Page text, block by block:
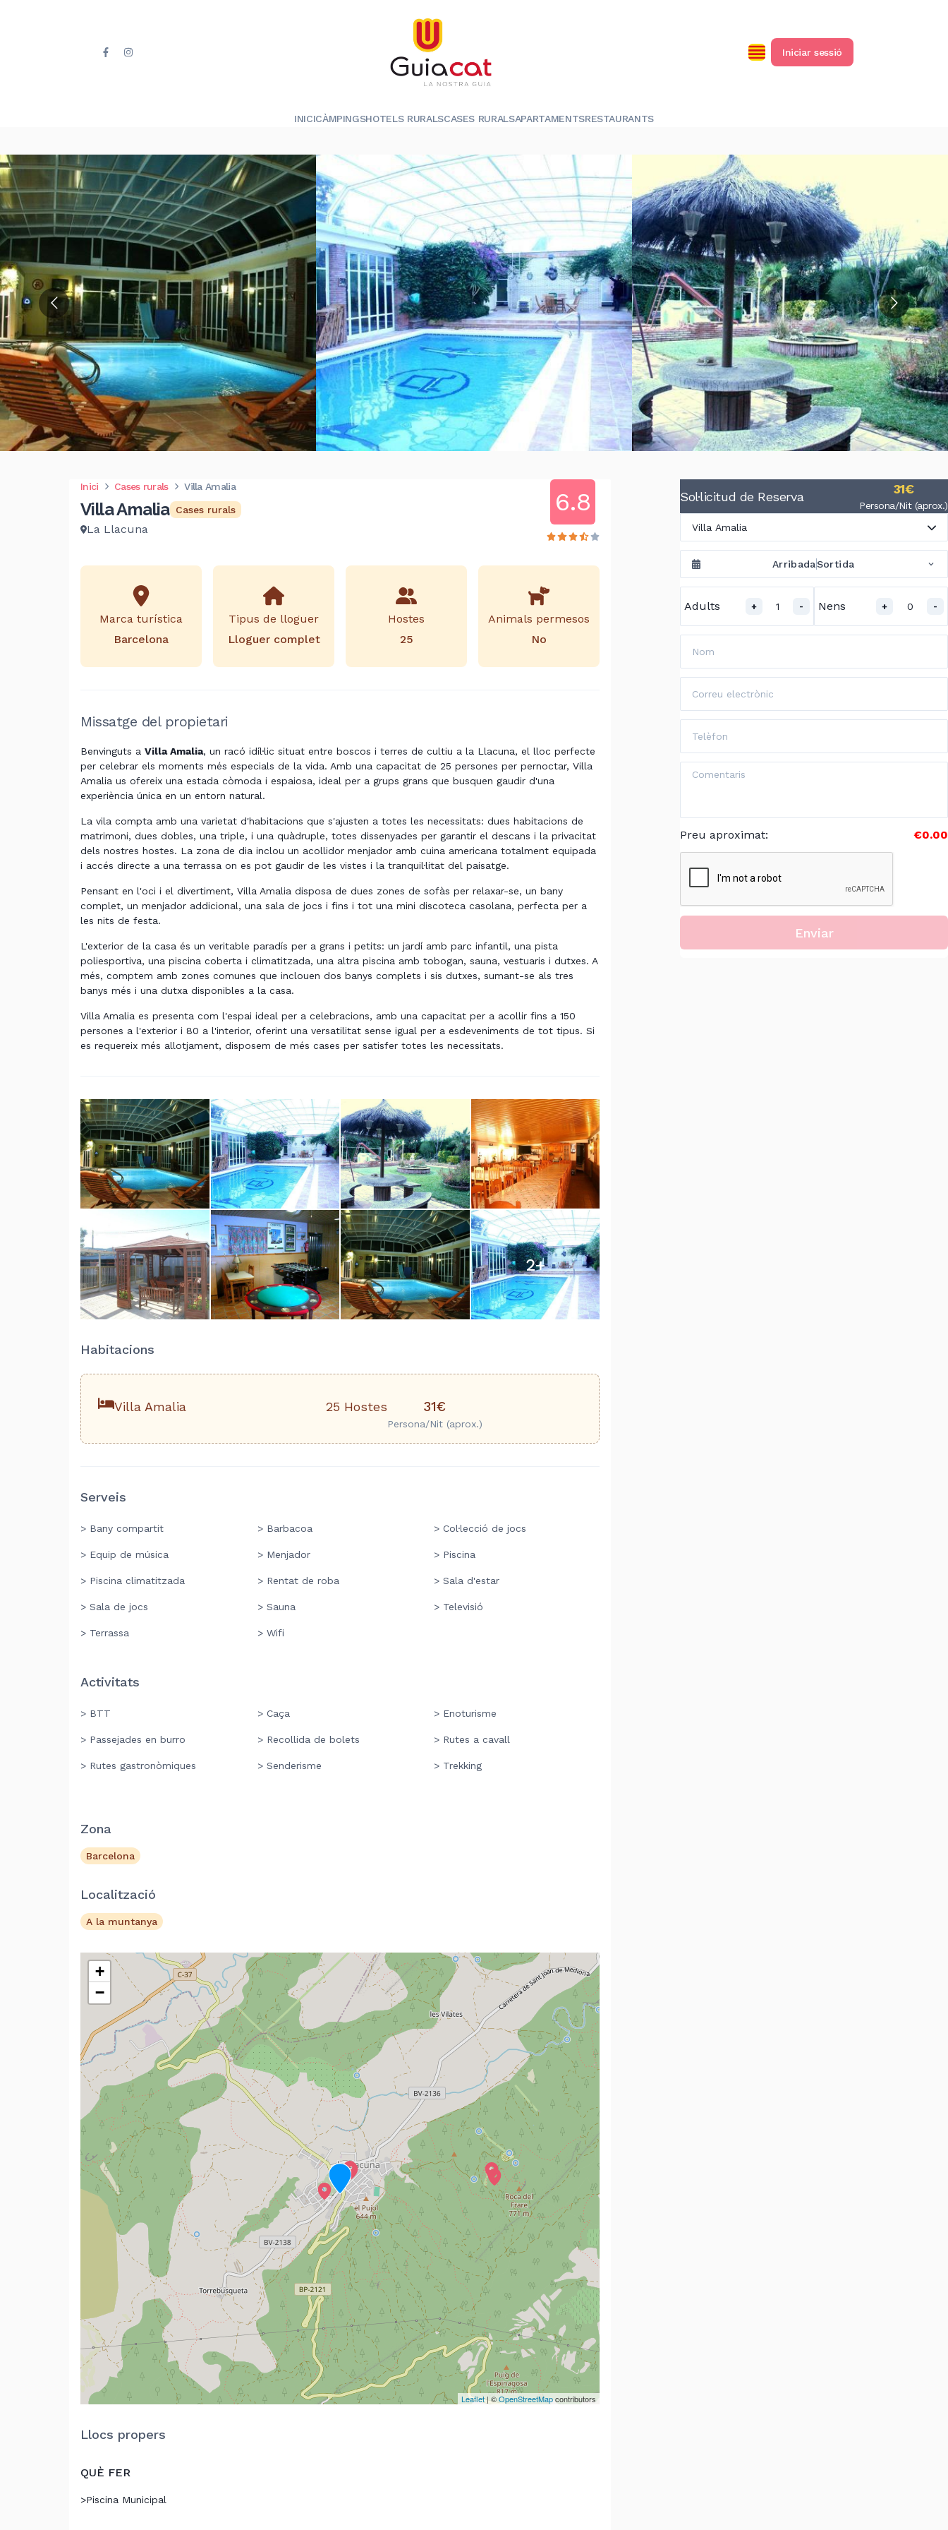
Iniciar sessió
INICICÀMPINGSHOTELS RURALSCASES RURALSAPARTAMENTSRESTAURANTS
Inici Cases rurals Villa Amalia
Villa Amalia Cases rurals
La Llacuna
6.8
Marca turística
Barcelona
Tipus de lloguer
Lloguer complet
Hostes
25
Animals permesos
No
Missatge del propietari
Benvinguts a Villa Amalia, un racó idíl·lic situat entre boscos i terres de cultiu a la Llacuna, el lloc perfecte
per celebrar els moments més especials de la vida. Amb una capacitat de 25 persones per pernoctar, Villa
Amalia us ofereix una estada còmoda i espaiosa, ideal per a grups grans que busquen gaudir d'una
experiència única en un entorn natural.
La vila compta amb una varietat d'habitacions que s'ajusten a totes les necessitats: dues habitacions de
matrimoni, dues dobles, una triple, i una quàdruple, totes dissenyades per garantir el descans i la privacitat
dels nostres hostes. La zona de dia inclou un acollidor menjador amb cuina americana totalment equipada
i accés directe a una terrassa on es pot gaudir de les vistes i la tranquil·litat del paisatge.
Pensant en l'oci i el divertiment, Villa Amalia disposa de dues zones de sofàs per relaxar-se, un bany
complet, un menjador addicional, una sala de jocs i fins i tot una mini discoteca casolana, perfecta per a
les nits de festa.
L'exterior de la casa és un veritable paradís per a grans i petits: un jardí amb parc infantil, una pista
poliesportiva, una piscina coberta i climatitzada, una altra piscina amb tobogan, sauna, vestuaris i dutxes. A
més, comptem amb zones comunes que inclouen dos banys complets i sis dutxes, sumant-se als tres
banys més i una dutxa disponibles a la casa.
Villa Amalia es presenta com l'espai ideal per a celebracions, amb una capacitat per a acollir fins a 150
persones a l'exterior i 80 a l'interior, oferint una versatilitat sense igual per a esdeveniments de tot tipus. Si
es requereix més allotjament, disposem de més cases per satisfer totes les necessitats.
2+
Habitacions
Villa Amalia 25 Hostes 31€
Persona/Nit (aprox.)
Serveis
> Bany compartit > Barbacoa > Col·lecció de jocs
> Equip de música > Menjador > Piscina
> Piscina climatitzada > Rentat de roba > Sala d'estar
> Sala de jocs > Sauna > Televisió
> Terrassa > Wifi
Activitats
> BTT > Caça > Enoturisme
> Passejades en burro > Recollida de bolets > Rutes a cavall
> Rutes gastronòmiques > Senderisme > Trekking
Zona
Barcelona
Localització
A la muntanya
+
−
Leaflet| ©OpenStreetMapcontributors
Llocs propers
QUÈ FER
>Piscina Municipal
Sol·licitud de Reserva 31€
Persona/Nit (aprox.)
Villa Amalia
ArribadaSortida
Adults + 1 - Nens + 0 -
Preu aproximat: €0.00
Enviar